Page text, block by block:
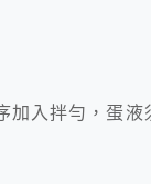
加入拌勻，蛋